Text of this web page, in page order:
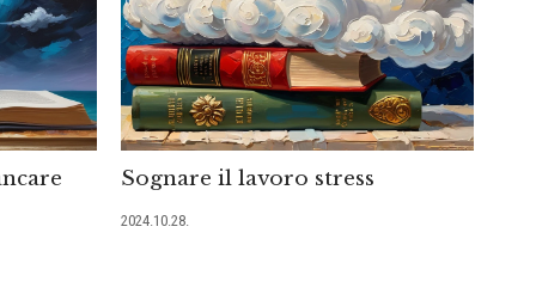
Sognare il lavoro stress
2024.10.28.